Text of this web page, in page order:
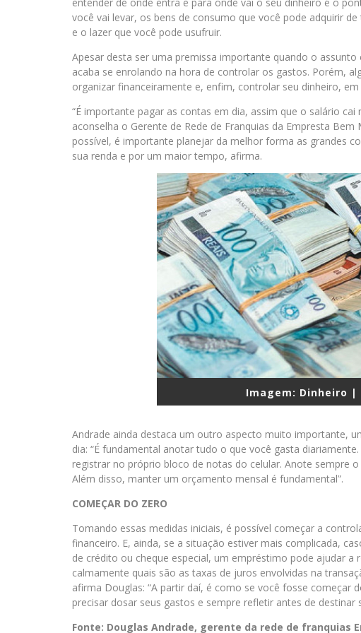
você vai levar, os bens de consumo que você pode adquirir
e o lazer que você pode usufruir.
Apesar desta ser uma premissa importante quando o
acaba se enrolando na hora de controlar os gastos. Porém,
organizar financeiramente e, enfim, controlar seu dinheiro,
“É importante pagar as contas em dia, assim que o salário
aconselha o Gerente de Rede de Franquias da Empresta
possível, é importante planejar da melhor forma as grandes
sua renda e por um maior tempo, afirma.
Imagem: Dinheiro |
Andrade ainda destaca um outro aspecto muito importante,
dia: “É fundamental anotar tudo o que você gasta
registrar no próprio bloco de notas do celular. Anote sempre
Além disso, manter um orçamento mensal é fundamental”.
COMEÇAR DO ZERO
Tomando essas medidas iniciais, é possível começar a
financeiro. E, ainda, se a situação estiver mais complicada,
de crédito ou cheque especial, um empréstimo pode ajudar a
calmamente quais são as taxas de juros envolvidas na
afirma Douglas: “A partir daí, é como se você fosse começar
precisar dosar seus gastos e sempre refletir antes de destinar
Fonte: Douglas Andrade, gerente da rede de franquias